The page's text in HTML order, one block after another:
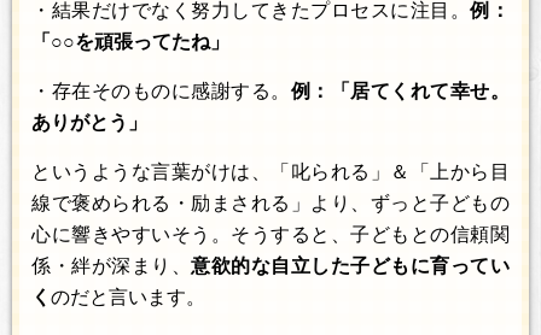
・結果だけでなく努力してきたプロセスに注目。例：
「○○を頑張ってたね」
・存在そのものに感謝する。 例：「居てくれて幸せ。
ありがとう」
というような言葉がけは、「叱られる」＆「上から目
線で褒められる・励まされる」より、ずっと子どもの
心に響きやすいそう。そうすると、子どもとの信頼関
係・絆が深まり、意欲的な自立した子どもに育ってい
く のだと言います。